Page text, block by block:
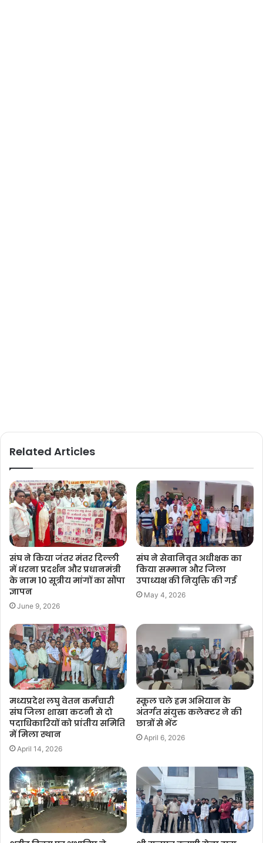
Related Articles
संघ ने किया जंतर मंतर दिल्ली
में धरना प्रदर्शन और प्रधानमंत्री
के नाम 10 सूत्रीय मांगों का सौंपा
ज्ञापन
June 9, 2026
संघ ने सेवानिवृत अधीक्षक का
किया सम्मान और जिला
उपाध्यक्ष की नियुक्ति की गई
May 4, 2026
मध्यप्रदेश लघु वेतन कर्मचारी
संघ जिला शाखा कटनी से दो
पदाधिकारियों को प्रांतीय समिति
में मिला स्थान
April 14, 2026
स्कूल चले हम अभियान के
अंतर्गत संयुक्त कलेक्टर ने की
छात्रों से भेंट
April 6, 2026